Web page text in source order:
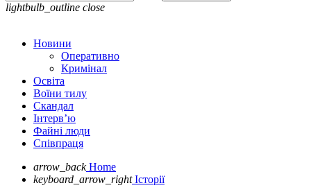
lightbulb_outline close
Новини
Оперативно
Кримінал
Освіта
Воїни тилу
Скандал
Інтерв’ю
Файні люди
Співпраця
arrow_back Home
keyboard_arrow_right Історії